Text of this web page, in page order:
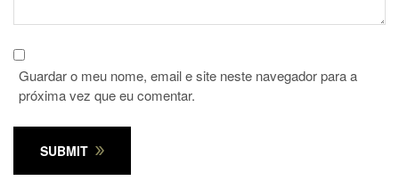
Guardar o meu nome, email e site neste navegador para a
próxima vez que eu comentar.
SUBMIT